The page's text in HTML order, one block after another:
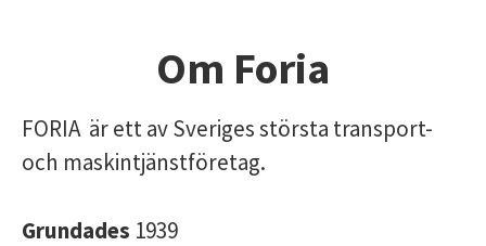
Om Foria
FORIA är ett av Sveriges största transport-
och maskintjänstföretag.
Grundades 1939